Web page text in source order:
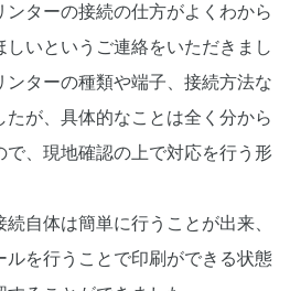
ターの接続の仕方がよくわから
いというご連絡をいただきまし
ターの種類や端子、接続方法な
たが、具体的なことは全く分から
で、現地確認の上で対応を行う形
自体は簡単に行うことが出来、
ルを行うことで印刷ができる状態